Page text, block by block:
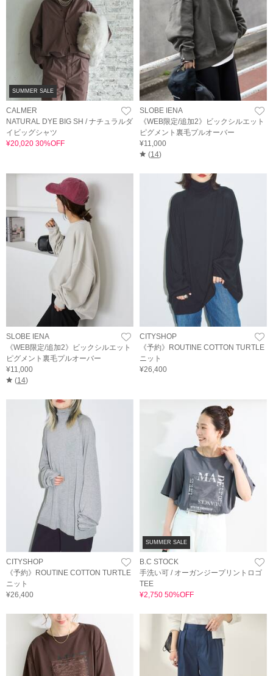
SUMMER SALE
CALMER
NATURAL DYE BIG SH / ナチュラルダ
イビッグシャツ
¥20,020 30%OFF
SLOBE IENA
《WEB限定/追加2》ビックシルエット
ピグメント裏毛プルオーバー
¥11,000
(14)
SLOBE IENA
《WEB限定/追加2》ビックシルエット
ピグメント裏毛プルオーバー
¥11,000
(14)
CITYSHOP
《予約》ROUTINE COTTON TURTLE
ニット
¥26,400
CITYSHOP
《予約》ROUTINE COTTON TURTLE
ニット
¥26,400
SUMMER SALE
B.C STOCK
手洗い可 / オーガンジープリントロゴ
TEE
¥2,750 50%OFF